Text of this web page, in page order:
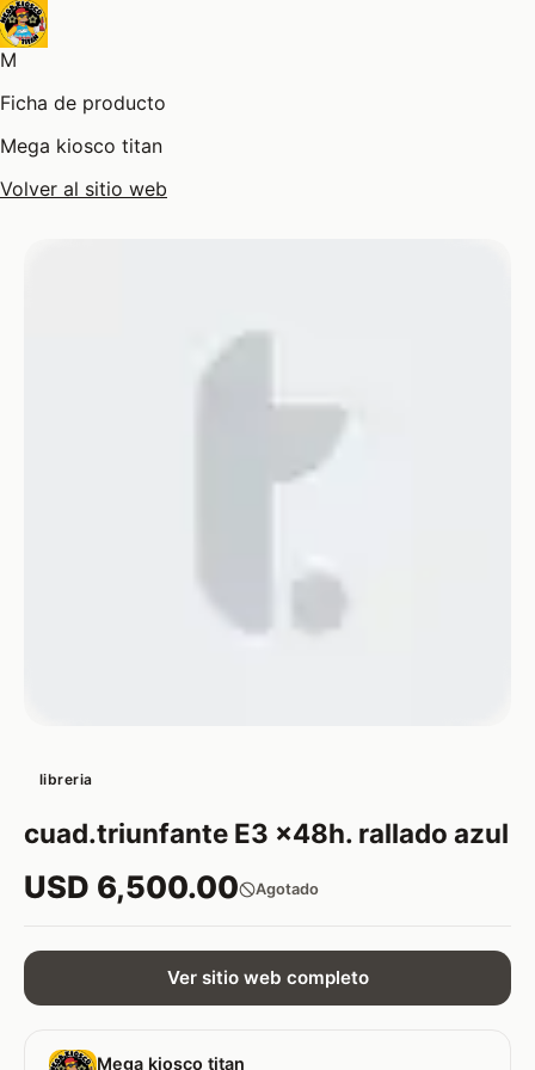
M
Ficha de producto
Mega kiosco titan
Volver al sitio web
libreria
cuad.triunfante E3 x48h. rallado azul
USD 6,500.00 Agotado
Ver sitio web completo
Mega kiosco titan